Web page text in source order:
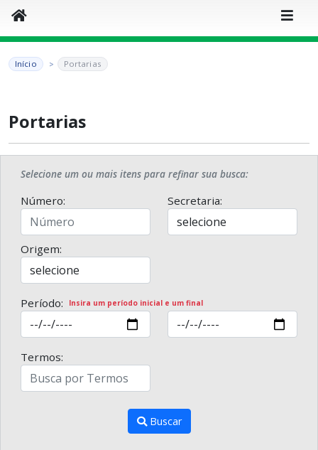
Início Portarias
Portarias
Selecione um ou mais itens para refinar sua busca:
Número: Secretaria:
Origem:
Período: Insira um período inicial e um final
Termos:
Buscar